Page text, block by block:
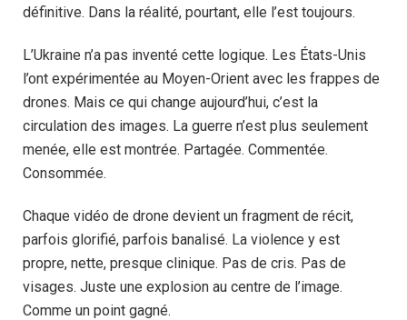
définitive. Dans la réalité, pourtant, elle l’est toujours.
L’Ukraine n’a pas inventé cette logique. Les États-Unis
l’ont expérimentée au Moyen-Orient avec les frappes de
drones. Mais ce qui change aujourd’hui, c’est la
circulation des images. La guerre n’est plus seulement
menée, elle est montrée. Partagée. Commentée.
Consommée.
Chaque vidéo de drone devient un fragment de récit,
parfois glorifié, parfois banalisé. La violence y est
propre, nette, presque clinique. Pas de cris. Pas de
visages. Juste une explosion au centre de l’image.
Comme un point gagné.